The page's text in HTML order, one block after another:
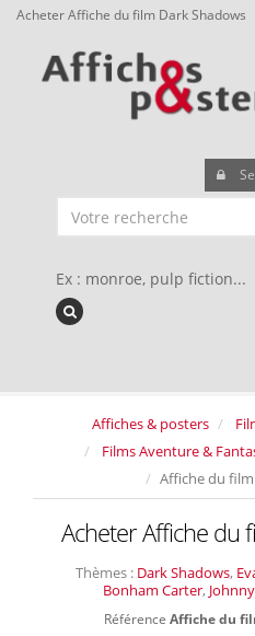
Acheter Affiche du film Dark Shadows
Ex : monroe, pulp fiction...
Affiches & posters
Films Aventure &
Affiche du
Acheter Affiche du
Thèmes : Dark Shadows,
Bonham Carter,
Référence Affiche du